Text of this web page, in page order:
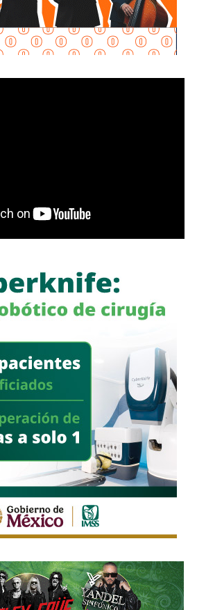
y pieza clase que termina
temporada, sin embargo, el club dejó
la renovación, pero no se iban
más allá de lo que tienen
que por delante de cualquier
. Se han despendido de algunos
ocupar de manera correcta el
el ejemplo de Thiago Alcántara,
al Liverpool. El jugador español
en su mejor nivel y fue
por Flick han conseguido
baja y mantenerse en la pelea por
(tropezaron en la copa de Alemania
conjunto de segunda división).
llegado a lo más alto,
ahora la
tiempo logrará mantenerse?
eliminatoria en la que enfrentaran a
marchan como primeros con 48
perseguidor es el Leipzig con 41.
por mantener motivados a sus
han ganado todo. Enhorabuena,